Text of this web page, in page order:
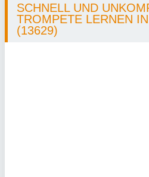
SCHNELL UND
TROMPETE LERNEN
(13629)